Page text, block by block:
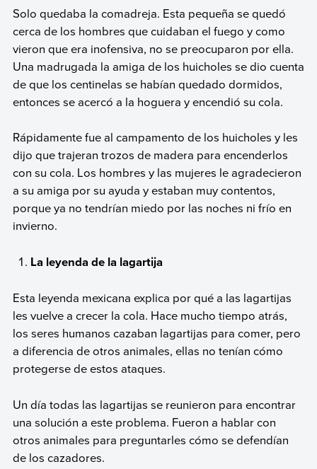
Solo quedaba la comadreja. Esta pequeña se quedó
cerca de los hombres que cuidaban el fuego y como
vieron que era inofensiva, no se preocuparon por ella.
Una madrugada la amiga de los huicholes se dio cuenta
de que los centinelas se habían quedado dormidos,
entonces se acercó a la hoguera y encendió su cola.
Rápidamente fue al campamento de los huicholes y les
dijo que trajeran trozos de madera para encenderlos
con su cola. Los hombres y las mujeres le agradecieron
a su amiga por su ayuda y estaban muy contentos,
porque ya no tendrían miedo por las noches ni frío en
invierno.
La leyenda de la lagartija
Esta leyenda mexicana explica por qué a las lagartijas
les vuelve a crecer la cola. Hace mucho tiempo atrás,
los seres humanos cazaban lagartijas para comer, pero
a diferencia de otros animales, ellas no tenían cómo
protegerse de estos ataques.
Un día todas las lagartijas se reunieron para encontrar
una solución a este problema. Fueron a hablar con
otros animales para preguntarles cómo se defendían
de los cazadores.